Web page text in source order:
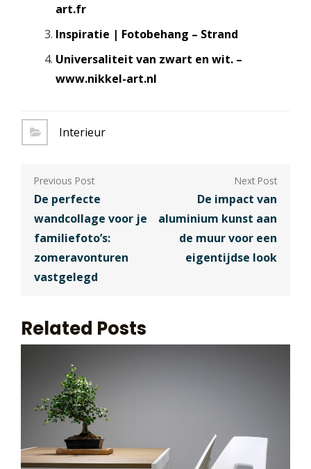
art.fr
Inspiratie | Fotobehang – Strand
Universaliteit van zwart en wit. –
www.nikkel-art.nl
Interieur
Berichtnavigatie
De perfecte
wandcollage voor je
familiefoto’s:
zomeravonturen
vastgelegd
De impact van
aluminium kunst aan
de muur voor een
eigentijdse look
Related Posts